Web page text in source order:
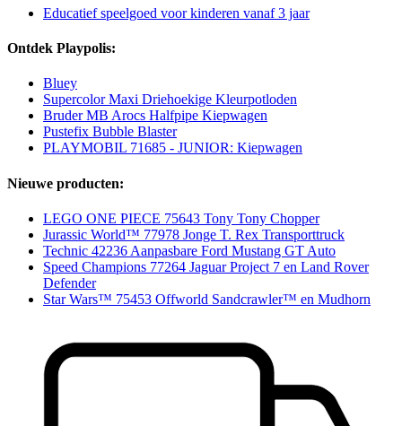
Educatief speelgoed voor kinderen vanaf 3 jaar
Ontdek Playpolis:
Bluey
Supercolor Maxi Driehoekige Kleurpotloden
Bruder MB Arocs Halfpipe Kiepwagen
Pustefix Bubble Blaster
PLAYMOBIL 71685 - JUNIOR: Kiepwagen
Nieuwe producten:
LEGO ONE PIECE 75643 Tony Tony Chopper
Jurassic World™ 77978 Jonge T. Rex Transporttruck
Technic 42236 Aanpasbare Ford Mustang GT Auto
Speed Champions 77264 Jaguar Project 7 en Land Rover
Defender
Star Wars™ 75453 Offworld Sandcrawler™ en Mudhorn